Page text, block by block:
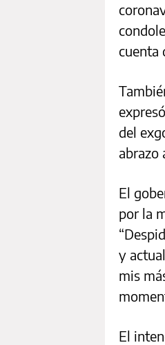
cuenta
del
abrazo
El
por la
y
mis
El